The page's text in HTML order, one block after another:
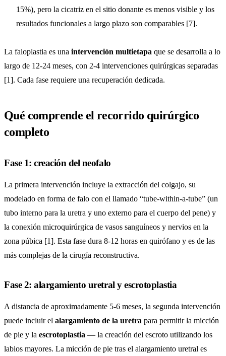
15%), pero la cicatriz en el sitio donante es menos visible y los
resultados funcionales a largo plazo son comparables [7].
La faloplastia es una intervención multietapa que se desarrolla a lo
largo de 12-24 meses, con 2-4 intervenciones quirúrgicas separadas
[1]. Cada fase requiere una recuperación dedicada.
Qué comprende el recorrido quirúrgico
completo
Fase 1: creación del neofalo
La primera intervención incluye la extracción del colgajo, su
modelado en forma de falo con el llamado “tube-within-a-tube” (un
tubo interno para la uretra y uno externo para el cuerpo del pene) y
la conexión microquirúrgica de vasos sanguíneos y nervios en la
zona púbica [1]. Esta fase dura 8-12 horas en quirófano y es de las
más complejas de la cirugía reconstructiva.
Fase 2: alargamiento uretral y escrotoplastia
A distancia de aproximadamente 5-6 meses, la segunda intervención
puede incluir el alargamiento de la uretra para permitir la micción
de pie y la escrotoplastia — la creación del escroto utilizando los
labios mayores. La micción de pie tras el alargamiento uretral es